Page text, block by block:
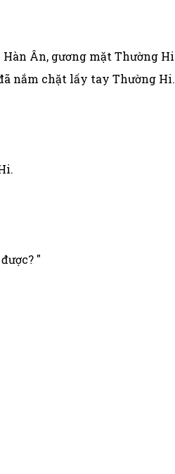
Ân, gương mặt Thường
nắm chặt lấy tay Thường Hi.
"